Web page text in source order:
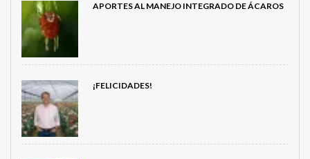
APORTES AL MANEJO INTEGRADO DE ÁCAROS
¡FELICIDADES!